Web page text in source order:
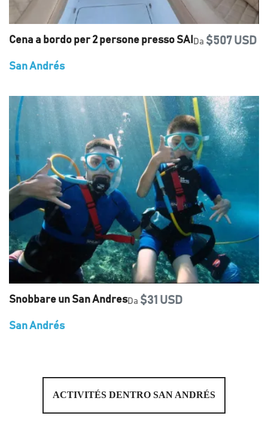
Cena a bordo per 2 persone presso SAI Da $507 USD
San Andrés
Snobbare un San AndresDa $31 USD
San Andrés
ACTIVITÉS DENTRO SAN ANDRÉS